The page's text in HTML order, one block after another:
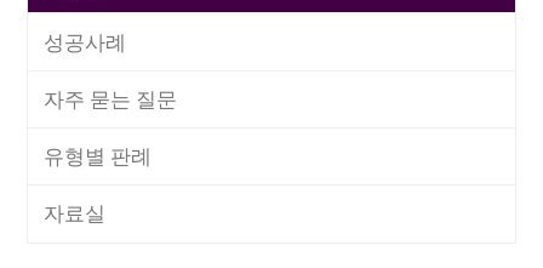
성공사례
자주 묻는 질문
유형별 판례
자료실